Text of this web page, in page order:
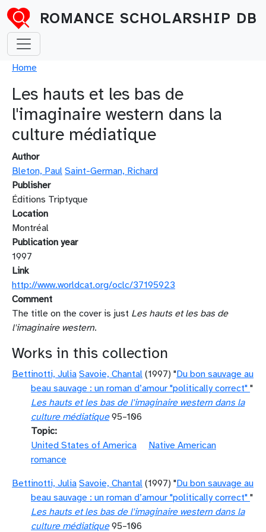
Skip to main content
ROMANCE SCHOLARSHIP DB
Breadcrumb
Home
Les hauts et les bas de
l'imaginaire western dans la
culture médiatique
Author
Bleton, Paul Saint-German, Richard
Publisher
Éditions Triptyque
Location
Montréal
Publication year
1997
Link
http://www.worldcat.org/oclc/37195923
Comment
The title on the cover is just Les hauts et les bas de
l'imaginaire western.
Works in this collection
Bettinotti, Julia Savoie, Chantal (1997) "Du bon sauvage au
beau sauvage : un roman d’amour "politically correct" "
Les hauts et les bas de l'imaginaire western dans la
culture médiatique95–106
Topic
United States of America
Native American
romance
Bettinotti, Julia Savoie, Chantal (1997) "Du bon sauvage au
beau sauvage : un roman d’amour "politically correct" "
Les hauts et les bas de l'imaginaire western dans la
culture médiatique95–106